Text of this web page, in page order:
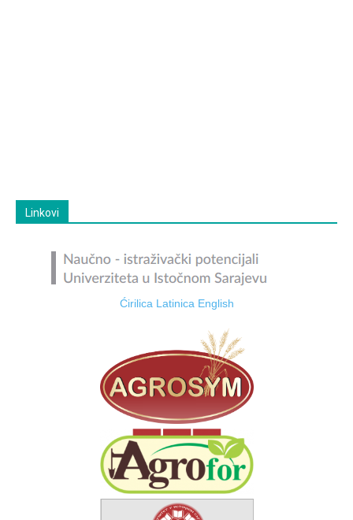
Linkovi
Ćirilica Latinica English